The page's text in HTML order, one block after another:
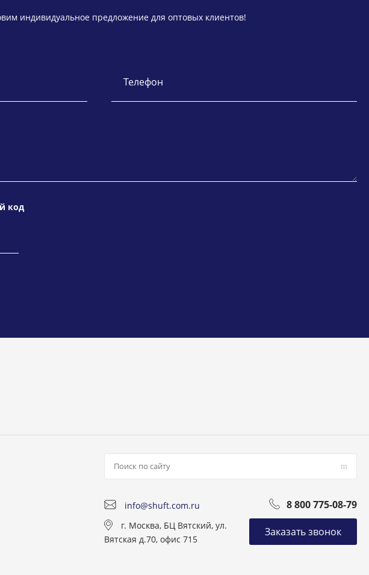
индивидуальное предложение для оптовых клиентов!
Телефон
код
info@shuft.com.ru 8 800 775-08-79
г. Москва, БЦ Вятский, ул.
Вятская д.70, офис 715
Заказать звонок